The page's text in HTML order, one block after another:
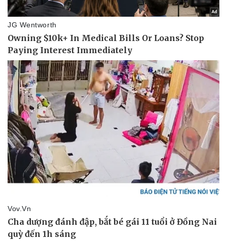
Bóng đá
Lịch thi đấu bóng đá
Thế giới thể thao
eSports
Hậu trường
Xe máy